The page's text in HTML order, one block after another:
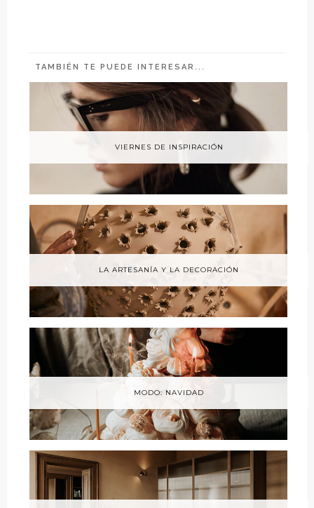
TAMBIÉN TE PUEDE INTERESAR...
VIERNES DE INSPIRACIÓN
LA ARTESANÍA Y LA DECORACIÓN
MODO: NAVIDAD